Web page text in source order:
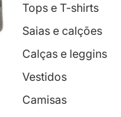
Tops e T-shirts
Saias e calções
Calças e leggins
Vestidos
Camisas